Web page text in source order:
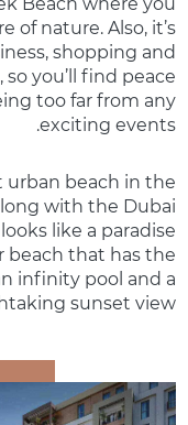
of nature. Also, it’s
shopping and
you’ll find peace
too far from any
exciting events.
urban beach in the
with the Dubai
like a paradise
beach that has the
infinity pool and a
sunset view.